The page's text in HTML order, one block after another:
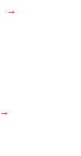
→
→